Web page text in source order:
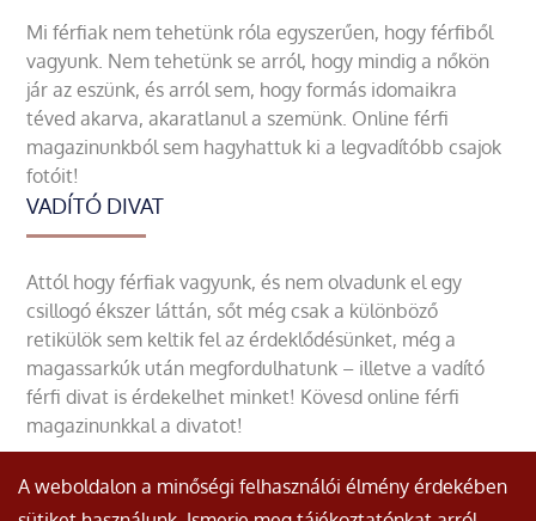
Mi férfiak nem tehetünk róla egyszerűen, hogy férfiből
vagyunk. Nem tehetünk se arról, hogy mindig a nőkön
jár az eszünk, és arról sem, hogy formás idomaikra
téved akarva, akaratlanul a szemünk. Online férfi
magazinunkból sem hagyhattuk ki a legvadítóbb csajok
fotóit!
VADÍTÓ DIVAT
Attól hogy férfiak vagyunk, és nem olvadunk el egy
csillogó ékszer láttán, sőt még csak a különböző
retikülök sem keltik fel az érdeklődésünket, még a
magassarkúk után megfordulhatunk – illetve a vadító
férfi divat is érdekelhet minket! Kövesd online férfi
magazinunkkal a divatot!
A weboldalon a minőségi felhasználói élmény érdekében